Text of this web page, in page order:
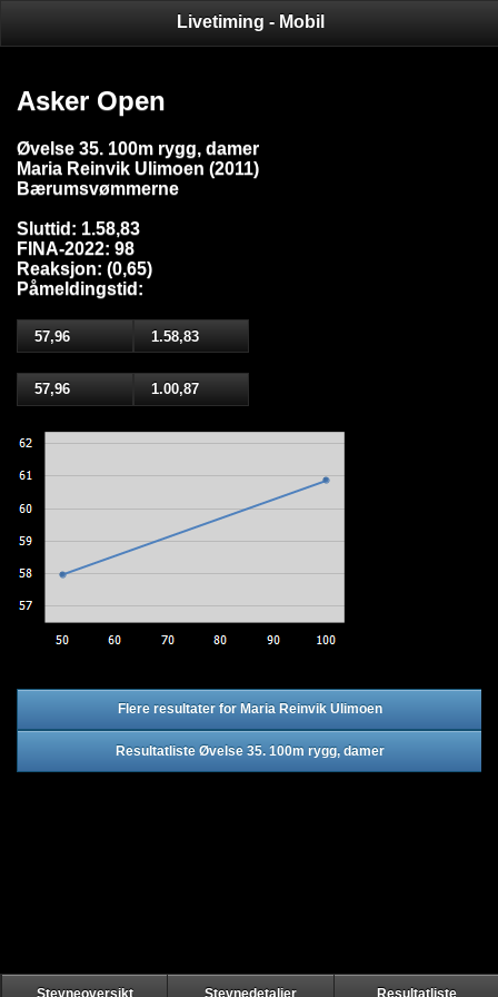
Livetiming - Mobil
Asker Open
Øvelse 35. 100m rygg, damer
Maria Reinvik Ulimoen (2011)
Bærumsvømmerne
Sluttid: 1.58,83
FINA-2022: 98
Reaksjon: (0,65)
Påmeldingstid:
57,96 1.58,83
57,96 1.00,87
Flere resultater for Maria Reinvik Ulimoen
Resultatliste Øvelse 35. 100m rygg, damer
Stevneoversikt Stevnedetaljer Resultatliste